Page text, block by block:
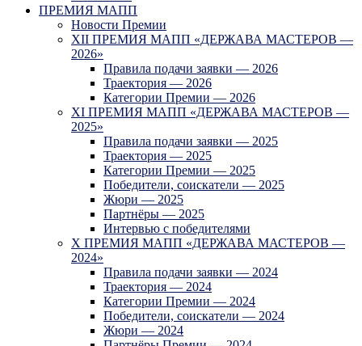
ПРЕМИЯ МАПП
Новости Премии
XII ПРЕМИЯ МАПП «ДЕРЖАВА МАСТЕРОВ —
2026»
Правила подачи заявки — 2026
Траектория — 2026
Категории Премии — 2026
XI ПРЕМИЯ МАПП «ДЕРЖАВА МАСТЕРОВ —
2025»
Правила подачи заявки — 2025
Траектория — 2025
Категории Премии — 2025
Победители, соискатели — 2025
Жюри — 2025
Партнёры — 2025
Интервью с победителями
X ПРЕМИЯ МАПП «ДЕРЖАВА МАСТЕРОВ —
2024»
Правила подачи заявки — 2024
Траектория — 2024
Категории Премии — 2024
Победители, соискатели — 2024
Жюри — 2024